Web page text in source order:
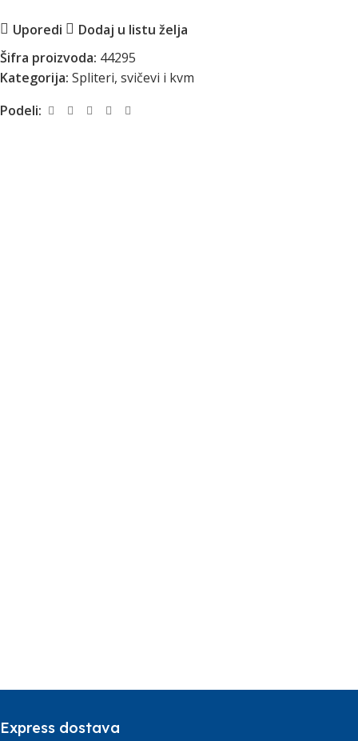
Uporedi
Dodaj u listu želja
Šifra proizvoda: 44295
Kategorija: Spliteri, svičevi i kvm
Podeli:
Express dostava